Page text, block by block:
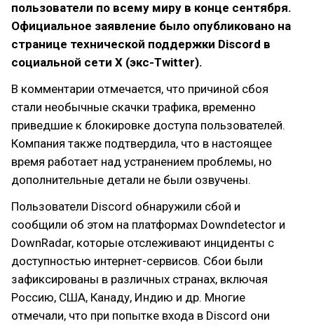
пользователи по всему миру в конце сентября.
Официальное заявление было опубликовано на
странице технической поддержки Discord в
социальной сети X (экс-Twitter).
В комментарии отмечается, что причиной сбоя
стали необычные скачки трафика, временно
приведшие к блокировке доступа пользователей.
Компания также подтвердила, что в настоящее
время работает над устранением проблемы, но
дополнительные детали не были озвучены.
Пользователи Discord обнаружили сбой и
сообщили об этом на платформах Downdetector и
DownRadar, которые отслеживают инциденты с
доступностью интернет-сервисов. Сбои были
зафиксированы в различных странах, включая
Россию, США, Канаду, Индию и др. Многие
отмечали, что при попытке входа в Discord они